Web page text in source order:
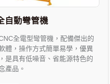
自動彎管機
全電型彎管機，配備傑出的
體，操作方式簡單易學，優異
是具有低噪音、省能源特色的
產品。